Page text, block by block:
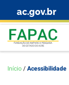
Skip to content
ac.gov.br
Início/Acessibilidade